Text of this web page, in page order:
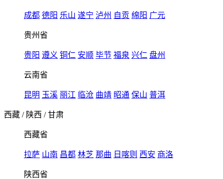
成都 德阳 乐山 遂宁 泸州 自贡 绵阳 广元
贵州省
贵阳 遵义 铜仁 安顺 毕节 福泉 兴仁 盘州
云南省
昆明 玉溪 丽江 临沧 曲靖 昭通 保山 普洱
西藏 / 陕西 /甘肃
西藏省
拉萨 山南 昌都 林芝 那曲 日喀则 西安 商洛
陕西省